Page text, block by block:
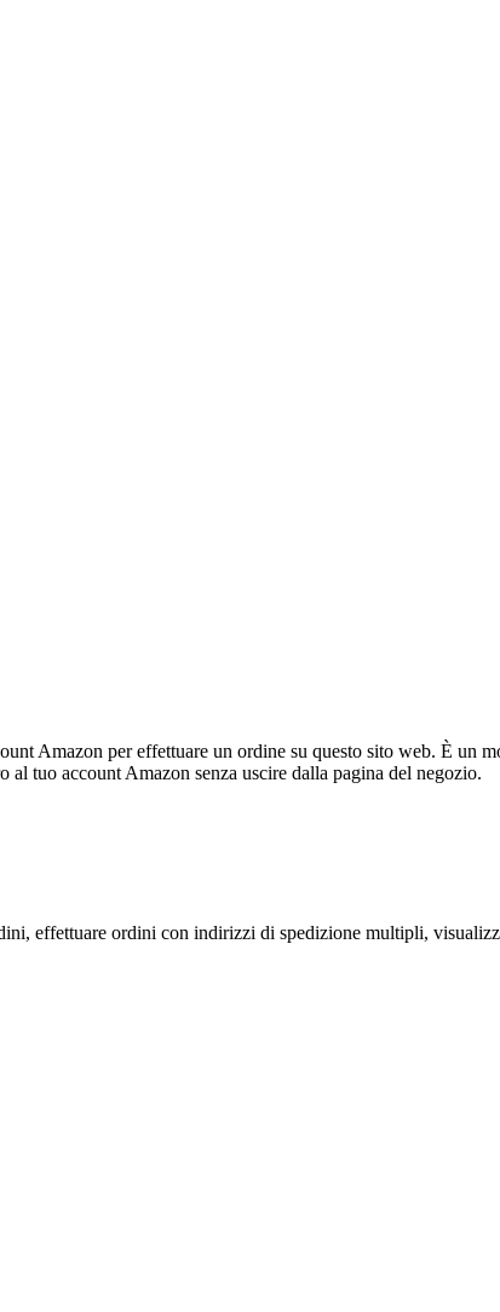
Amazon per effettuare un ordine su questo sito web. È un
tuo account Amazon senza uscire dalla pagina del negozio.
effettuare ordini con indirizzi di spedizione multipli,